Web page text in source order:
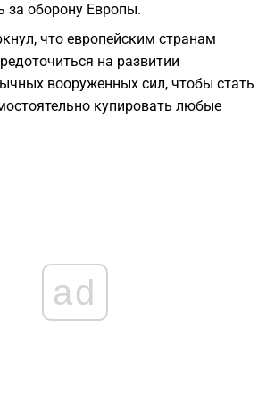
за оборону Европы.
что европейским странам
на развитии
вооруженных сил, чтобы стать
купировать любые
ad